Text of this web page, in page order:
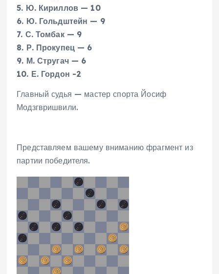
5. Ю. Кириллов — 10
6. Ю. Гольдштейн — 9
7. С. Томбак — 9
8. Р. Прокупец — 6
9. М. Стругач — 6
10. Е. Гордон -2
Главный судья — мастер спорта Йосиф
Модзгвришвили.
Представляем вашему вниманию фрагмент из
партии победителя.